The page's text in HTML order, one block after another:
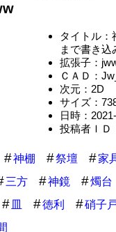
タイトル
まで書き込
拡張子：
ＣＡＤ：
次元：2D
サイズ：
日時：
投稿者ＩＤ
神棚 祭壇 家
三方 神鏡 燭台
皿 徳利 硝子